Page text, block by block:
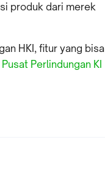
produk dari merek
HKI, fitur yang bisa
Pusat Perlindungan KI